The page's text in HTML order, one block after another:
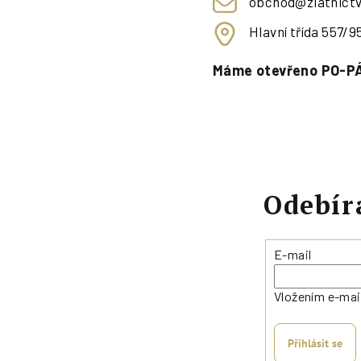
Hlavní třída 557/
Máme otevřeno PO-
E-mail
Vložením e-
Přihlásit se